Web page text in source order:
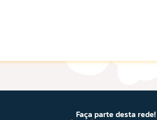
Faça parte desta rede!